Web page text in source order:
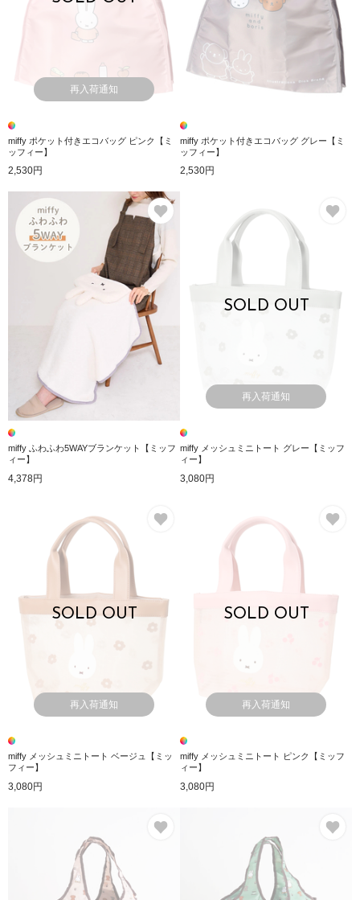
再入荷通知
miffy ポケット付きエコバッグ ピンク【ミ
ッフィー】
2,530円
miffy ポケット付きエコバッグ グレー【ミ
ッフィー】
2,530円
お気に入り
miffy ふわふわ5WAYブランケット【ミッフ
ィー】
4,378円
SOLD OUT
再入荷通知
miffy メッシュミニトート グレー【ミッフ
ィー】
3,080円
SOLD OUT
再入荷通知
miffy メッシュミニトート ベージュ【ミッ
フィー】
3,080円
SOLD OUT
再入荷通知
miffy メッシュミニトート ピンク【ミッフ
ィー】
3,080円